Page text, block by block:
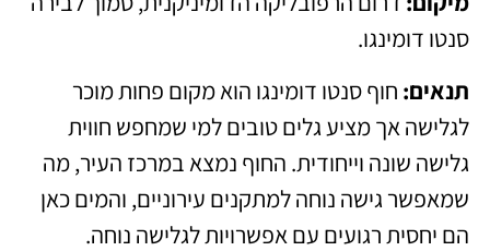
סנטו דומינגו.
תנאים: חוף סנטו דומינגו הוא מקום פחות מוכר
לגלישה אך מציע גלים טובים למי שמחפש חווית
גלישה שונה וייחודית. החוף נמצא במרכז העיר, מה
שמאפשר גישה נוחה למתקנים עירוניים, והמים כאן
הם יחסית רגועים עם אפשרויות לגלישה נוחה.